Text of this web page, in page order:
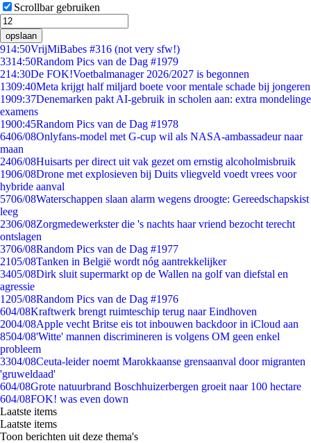
Scrollbar gebruiken
opslaan
914:50VrijMiBabes #316 (not very sfw!)
3314:50Random Pics van de Dag #1979
214:30De FOK!Voetbalmanager 2026/2027 is begonnen
1309:40Meta krijgt half miljard boete voor mentale schade bij jongeren
1909:37Denemarken pakt AI-gebruik in scholen aan: extra mondelinge
examens
1900:45Random Pics van de Dag #1978
6406/08Onlyfans-model met G-cup wil als NASA-ambassadeur naar
maan
2406/08Huisarts per direct uit vak gezet om ernstig alcoholmisbruik
1906/08Drone met explosieven bij Duits vliegveld voedt vrees voor
hybride aanval
5706/08Waterschappen slaan alarm wegens droogte: Gereedschapskist
leeg
2306/08Zorgmedewerkster die 's nachts haar vriend bezocht terecht
ontslagen
3706/08Random Pics van de Dag #1977
2105/08Tanken in België wordt nóg aantrekkelijker
3405/08Dirk sluit supermarkt op de Wallen na golf van diefstal en
agressie
1205/08Random Pics van de Dag #1976
604/08Kraftwerk brengt ruimteschip terug naar Eindhoven
2004/08Apple vecht Britse eis tot inbouwen backdoor in iCloud aan
8504/08'Witte' mannen discrimineren is volgens OM geen enkel
probleem
3304/08Ceuta-leider noemt Marokkaanse grensaanval door migranten
'gruweldaad'
604/08Grote natuurbrand Boschhuizerbergen groeit naar 100 hectare
604/08FOK! was even down
Laatste items
Laatste items
Toon berichten uit deze thema's